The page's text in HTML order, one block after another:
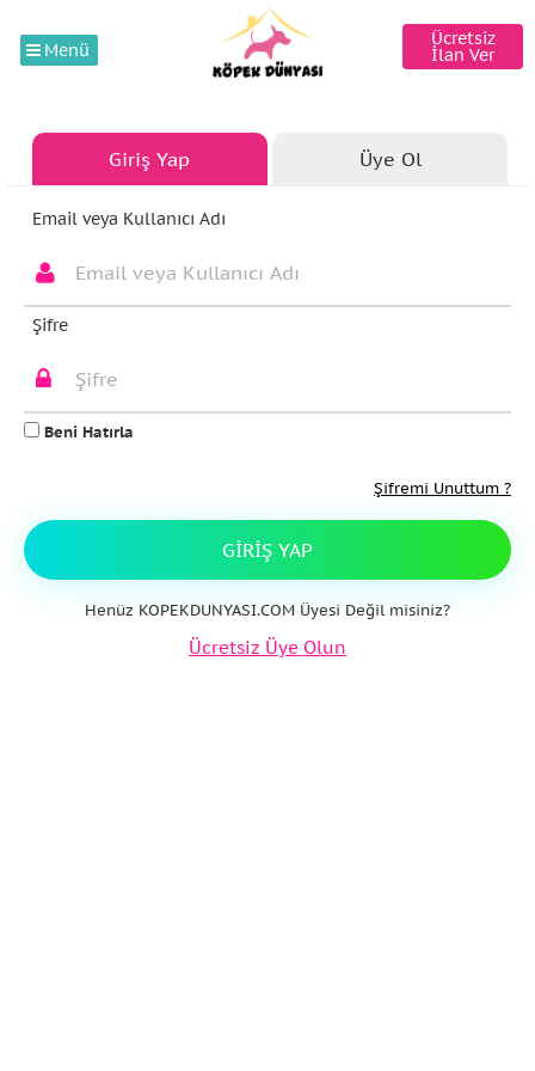
Menü
Ücretsiz
İlan Ver
Giriş Yap Üye Ol
Email veya Kullanıcı Adı
Şifre
Beni Hatırla
Şifremi Unuttum ?
GIRIŞ YAP
Henüz KOPEKDUNYASI.COM Üyesi Değil misiniz?
Ücretsiz Üye Olun